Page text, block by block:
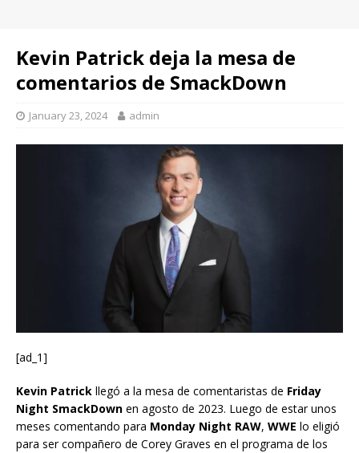
Kevin Patrick deja la mesa de
comentarios de SmackDown
January 23, 2024 admin
[ad_1]
Kevin Patrick llegó a la mesa de comentaristas de Friday
Night SmackDown en agosto de 2023. Luego de estar unos
meses comentando para Monday Night RAW, WWE lo eligió
para ser compañero de Corey Graves en el programa de los